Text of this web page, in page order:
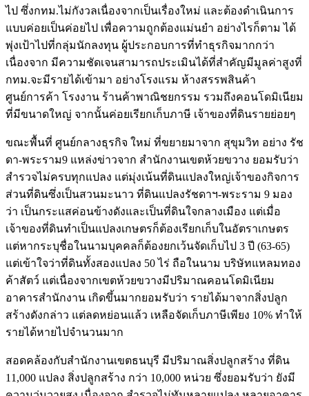
ไป ซึ่งกทม.ไม่กังวลเนื่องจากเป็นเรื่องใหม่ และต้องดำเนินการ
แบบค่อยเป็นค่อยไป เพื่อความถูกต้องแม่นยำ อย่างไรก็ตาม ได้
พุ่งเป้าไปที่กลุ่มนักลงทุน ผู้ประกอบการที่ทำธุรกิจมากกว่า
เนื่องจาก มีความชัดเจนสามารถประเมินได้ที่สำคัญมีมูลค่าสูงที่
กทม.จะมีรายได้เข้ามา อย่างโรงแรม ห้างสรรพสินค้า
ศูนย์การค้า โรงงาน ร้านค้าพาณิชยกรรม รวมถึงคอนโดมิเนียม
ที่มีขนาดใหญ่ จากนั้นค่อยเรียกเก็บภาษี เจ้าของที่ดินรายย่อยๆ
ขณะพื้นที่ ศูนย์กลางธุรกิจ ใหม่ ที่ขยายมาจาก สุขุมวิท อย่าง รัช
ดา-พระราม9 แหล่งข่าวจาก สำนักงานเขตห้วยขวาง ยอมรับว่า
สำรวจไม่ครบทุกแปลง แต่มุ่งเน้นที่ดินแปลงใหญ่เจ้าของกิจการ
ส่วนที่ดินซึ่งเป็นสวนมะนาว ที่ดินแปลงรัชดาฯ-พระราม 9 มอง
ว่า เป็นกระแสค่อนข้างดังและเป็นที่ดินใจกลางเมือง แต่เมื่อ
เจ้าของที่ดินทำเป็นแปลงเกษตรก็ต้องเรียกเก็บในอัตราเกษตร
แต่หากระบุชื่อในนามบุคคลก็ต้องยกเว้นจัดเก็บไป 3 ปี (63-65)
แต่เข้าใจว่าที่ดินทั้งสองแปลง 50 ไร่ ถือในนาม บริษัทแหลมทอง
ค้าสัตว์ แต่เนื่องจากเขตห้วยขวางมีปริมาณคอนโดมิเนียม
อาคารสำนักงาน เกิดขึ้นมากยอมรับว่า รายได้มาจากสิ่งปลูก
สร้างดังกล่าว แต่ลดหย่อนแล้ว เหลือจัดเก็บภาษีเพียง 10% ทำให้
รายได้หายไปจำนวนมาก
สอดคล้องกับสำนักงานเขตธนบุรี มีปริมาณสิ่งปลูกสร้าง ที่ดิน
11,000 แปลง สิ่งปลูกสร้าง กว่า 10,000 หน่วย ซึ่งยอมรับว่า ยังมี